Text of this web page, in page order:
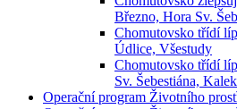
Březno, Hora Sv.
Chomutovsko třídí
Údlice, Všestudy
Chomutovsko třídí
Sv. Šebestiána, Kalek
Operační program Životního